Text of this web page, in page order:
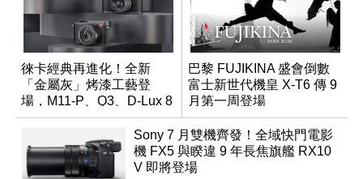
徠卡經典再進化！全新
「金屬灰」烤漆工藝登
場，M11-P、Q3、D-Lux 8
領銜換裝
巴黎 FUJIKINA 盛會倒數
富士新世代機皇 X-T6 傳 9
月第一周登場
Sony 7 月雙機齊發！全域快門電影
機 FX5 與睽違 9 年長焦旗艦 RX10
V 即將登場